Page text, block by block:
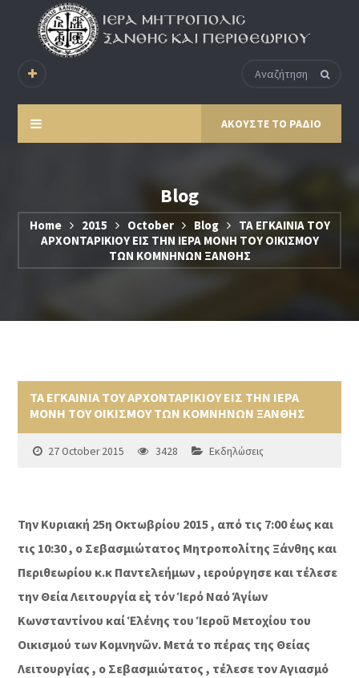
ΑΚΟΥΣΤΕ ΤΟ ΡΑΔΙΟ
Blog
Home 2015 October Blog
ΤΑ ΕΓΚΑΙΝΙΑ ΤΟΥ
ΑΡΧΟΝΤΑΡΙΚΙΟΥ ΕΙΣ ΤΗΝ ΙΕΡΑ ΜΟΝΗ ΤΟΥ ΟΙΚΙΣΜΟΥ
ΤΩΝ ΚΟΜΝΗΝΩΝ ΞΑΝΘΗΣ
ΤΑ ΕΓΚΑΙΝΙΑ ΤΟΥ ΑΡΧΟΝΤΑΡΙΚΙΟΥ ΕΙΣ ΤΗΝ ΙΕΡΑ
ΜΟΝΗ ΤΟΥ ΟΙΚΙΣΜΟΥ ΤΩΝ ΚΟΜΝΗΝΩΝ ΞΑΝΘΗΣ
27 October 2015 3428 Εκδηλώσεις
Την Κυριακή 25η Οκτωβρίου 2015 , από τις 7:00 έως και
τις 10:30 , ο Σεβασμιώτατος Μητροπολίτης Ξάνθης και
Περιθεωρίου κ.κ Παντελεήμων , ιερούργησε και τέλεσε
την Θεία Λειτουργία εἰς τόν Ἱερό Ναό Ἁγίων
Κωνσταντίνου καί Ἑλένης του Ἱεροῦ Μετοχίου του
Οικισμού των Κομνηνῶν. Μετά το πέρας της Θείας
Λειτουργίας , ο Σεβασμιώτατος , τέλεσε τον Αγιασμό